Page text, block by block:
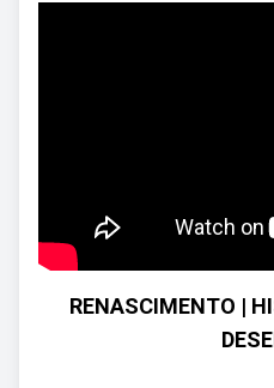
RENASCIMENTO |